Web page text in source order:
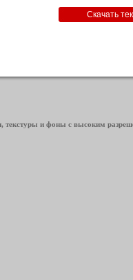
текстуры и фоны с высоким